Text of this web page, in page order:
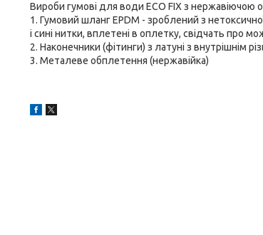
Вироби гумові для води ECO FIX з нержавіючою
1. Гумовий шланг EPDM - зроблений з
і сині нитки, вплетені в оплетку, свідчать про
2. Наконечники (фітинги) з латуні з внутрішнім
3. Металеве обплетення (нержавійка)